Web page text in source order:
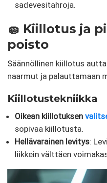
sadevesitahroja.
🧽 Kiillotus ja
poisto
Säännöllinen kiillotus
naarmut ja palauttamaan
Kiillotustekniikka
Oikean kiillotuksen
sopivaa kiillotusta.
Hellävarainen levitys:
liikkein välttäen